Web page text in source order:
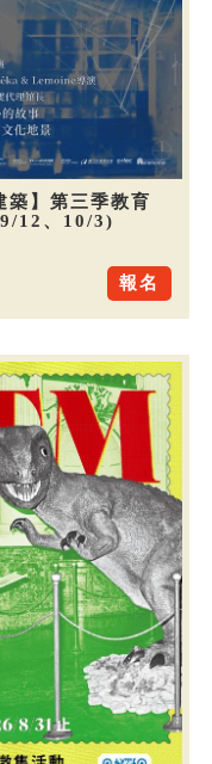
築】第三季教育
12、10/3)
報名